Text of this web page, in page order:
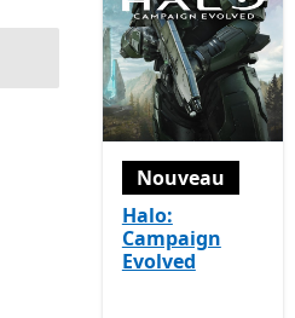
Nouveau
Halo:
Campaign
Evolved